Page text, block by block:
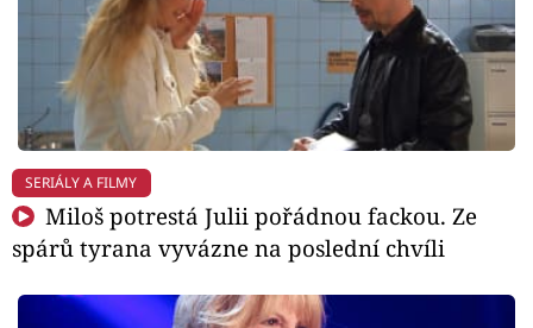
SERIÁLY A FILMY
Miloš potrestá Julii pořádnou fackou. Ze
spárů tyrana vyvázne na poslední chvíli